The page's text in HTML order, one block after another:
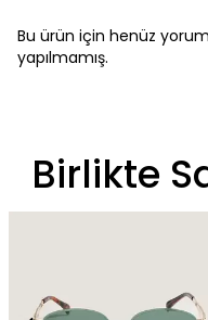
Bu ürün için henüz yorum
yapılmamış.
Birlikte